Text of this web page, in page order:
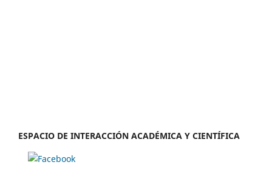
ESPACIO DE INTERACCIÓN ACADÉMICA Y CIENTÍFICA